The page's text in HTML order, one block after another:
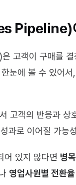
Pipeline)
고객이 구매를 결
눈에 볼 수 있어
고객의 반응과 상
과로 이어질 가능
어 있지 않다면 병
영업사원별 전환